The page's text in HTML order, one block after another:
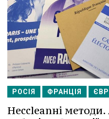
РОСІЯ ФРАНЦІЯ
Несcleanні методи.